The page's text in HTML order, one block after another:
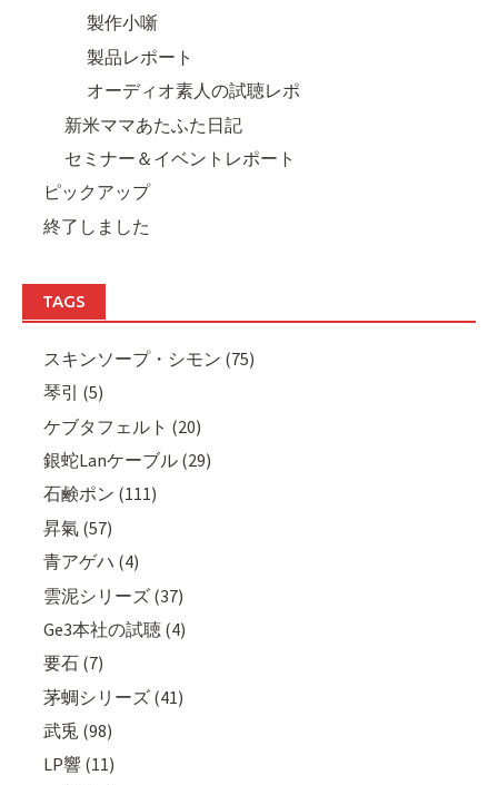
製作小噺
製品レポート
オーディオ素人の試聴レポ
新米ママあたふた日記
セミナー＆イベントレポート
ピックアップ
終了しました
TAGS
スキンソープ・シモン (75)
琴引 (5)
ケブタフェルト (20)
銀蛇Lanケーブル (29)
石鹸ポン (111)
昇氣 (57)
青アゲハ (4)
雲泥シリーズ (37)
Ge3本社の試聴 (4)
要石 (7)
茅蜩シリーズ (41)
武兎 (98)
LP響 (11)